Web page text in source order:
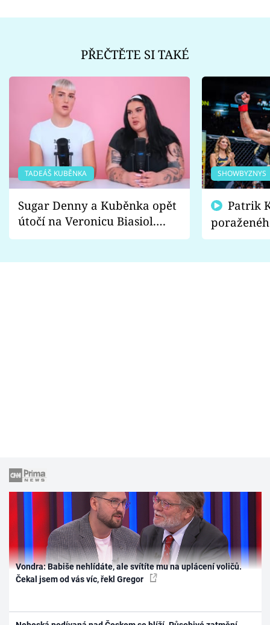
PŘEČTĚTE SI TAKÉ
TADEÁŠ KUBĚNKA
Sugar Denny a Kuběnka opět
útočí na Veronicu Biasiol.
Proč je podle nich falešná a
SHOWBYZNYS
fanoušci
Vondra: Babiše nehlídáte, ale svítíte mu na uplácení voličů.
Čekal jsem od vás víc, řekl Gregor